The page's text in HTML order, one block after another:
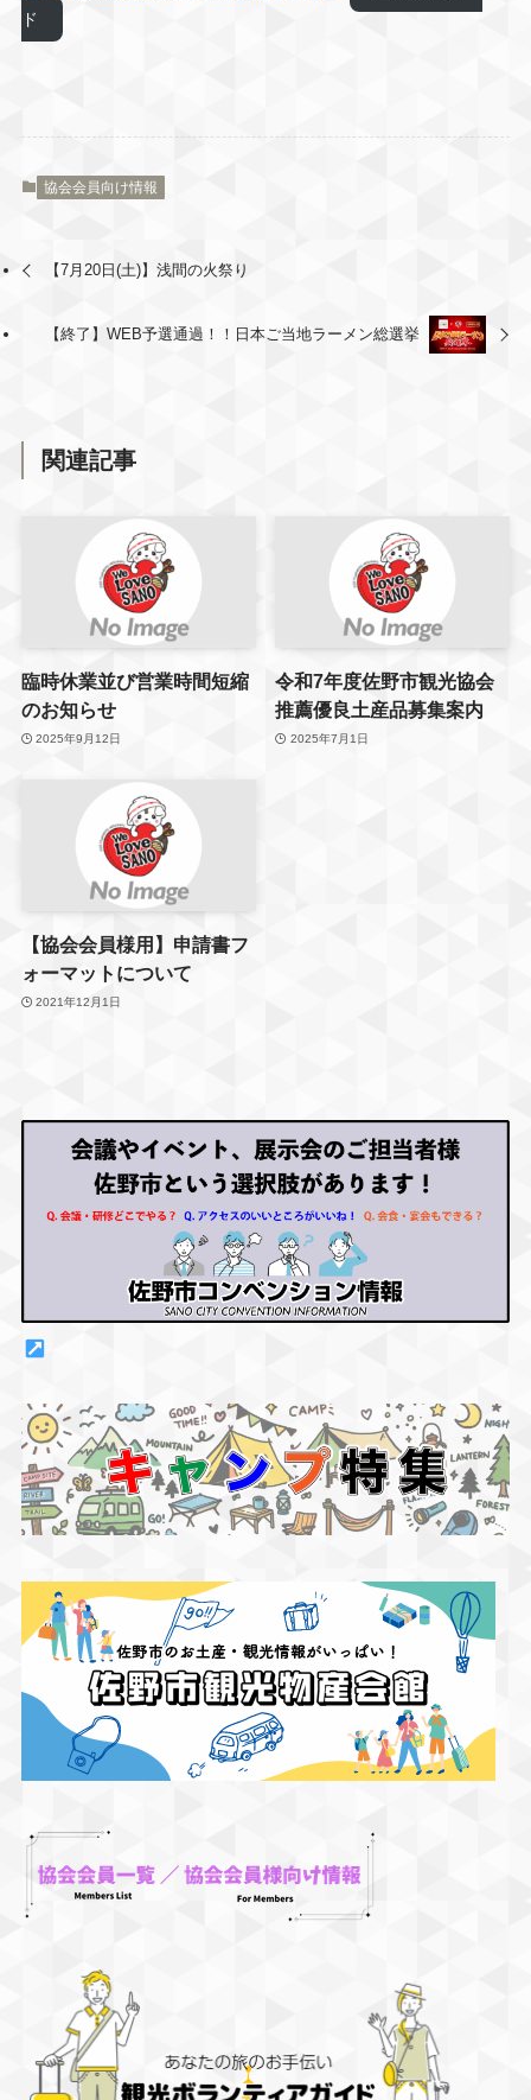
ド
協会会員向け情報
【7月20日(土)】浅間の火祭り
【終了】WEB予選通過！！日本ご当地ラーメン総選挙
関連記事
臨時休業並び営業時間短縮
のお知らせ
2025年9月12日
令和7年度佐野市観光協会
推薦優良土産品募集案内
2025年7月1日
【協会会員様用】申請書フ
ォーマットについて
2021年12月1日